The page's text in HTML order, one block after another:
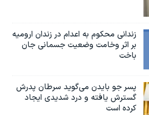
زندانی محکوم به اعدام در زندان ارومیه
بر اثر وخامت وضعیت جسمانی جان
باخت
پسر جو بایدن می‌گوید سرطان پدرش
گسترش یافته و درد شدیدی ایجاد
کرده است